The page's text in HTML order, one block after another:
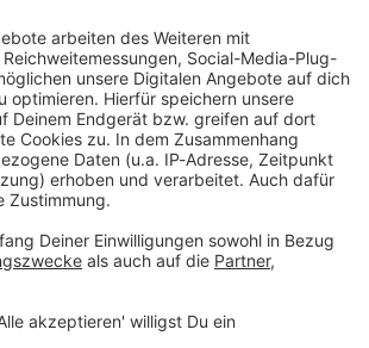
Studio Hotline
Kontaktformular
Sprachnachricht
© dpa-infocom, dpa:251231-930-484371/1